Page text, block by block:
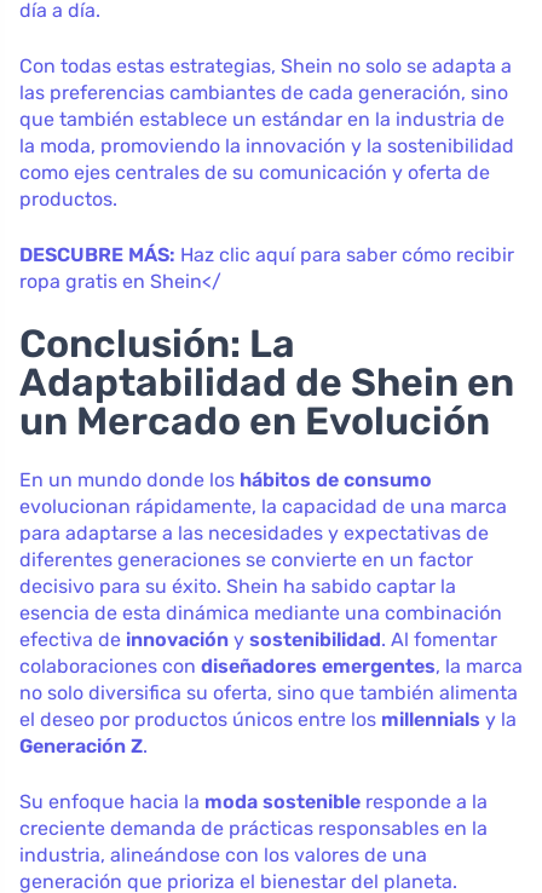
día a día.
Con todas estas estrategias, Shein no solo se adapta a
las preferencias cambiantes de cada generación, sino
que también establece un estándar en la industria de
la moda, promoviendo la innovación y la sostenibilidad
como ejes centrales de su comunicación y oferta de
productos.
DESCUBRE MÁS: Haz clic aquí para saber cómo recibir
ropa gratis en Shein</
Conclusión: La
Adaptabilidad de Shein en
un Mercado en Evolución
En un mundo donde los hábitos de consumo
evolucionan rápidamente, la capacidad de una marca
para adaptarse a las necesidades y expectativas de
diferentes generaciones se convierte en un factor
decisivo para su éxito. Shein ha sabido captar la
esencia de esta dinámica mediante una combinación
efectiva de innovación y sostenibilidad. Al fomentar
colaboraciones con diseñadores emergentes, la marca
no solo diversifica su oferta, sino que también alimenta
el deseo por productos únicos entre los millennials y la
Generación Z.
Su enfoque hacia la moda sostenible responde a la
creciente demanda de prácticas responsables en la
industria, alineándose con los valores de una
generación que prioriza el bienestar del planeta.